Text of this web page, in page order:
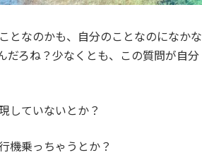
となのかも、自分のことなのになかな
だろね？少なくとも、この質問が自分
していないとか？
機乗っちゃうとか？